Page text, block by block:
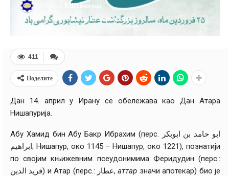
КЦИ Београд
Датум објаве:недеља 13. април 2025.
411
Поделите
Дан 14. април у Ирану се обележава као Дан Атара
Нишапурија.
Абу Хамид бин Абу Бакр Ибрахим (перс. ابو حامد بن ابوبکر
ابراهیم; Нишапур, око 1145 − Нишапур, око 1221), познатији
по својим књижевним псеудонимима Феридудин (перс.:
فرید الدین) и Атар (перс.: عطار,аттар значи апотекар) био је